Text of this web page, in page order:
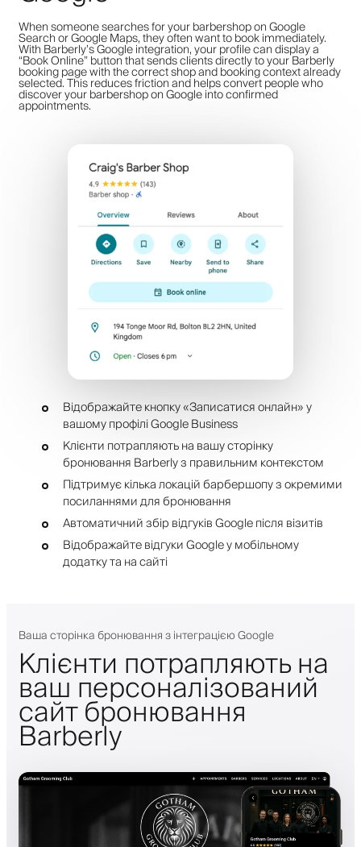
When someone searches for your barbershop on Google
Search or Google Maps, they often want to book immediately.
With Barberly’s Google integration, your profile can display a
“Book Online” button that sends clients directly to your Barberly
booking page with the correct shop and booking context already
selected. This reduces friction and helps convert people who
discover your barbershop on Google into confirmed
appointments.
Відображайте кнопку «Записатися онлайн» у
вашому профілі Google Business
Клієнти потрапляють на вашу сторінку
бронювання Barberly з правильним контекстом
Підтримує кілька локацій барбершопу з окремими
посиланнями для бронювання
Автоматичний збір відгуків Google після візитів
Відображайте відгуки Google у мобільному
додатку та на сайті
Ваша сторінка бронювання з інтеграцією Google
Клієнти потрапляють на
ваш персоналізований
сайт бронювання
Barberly